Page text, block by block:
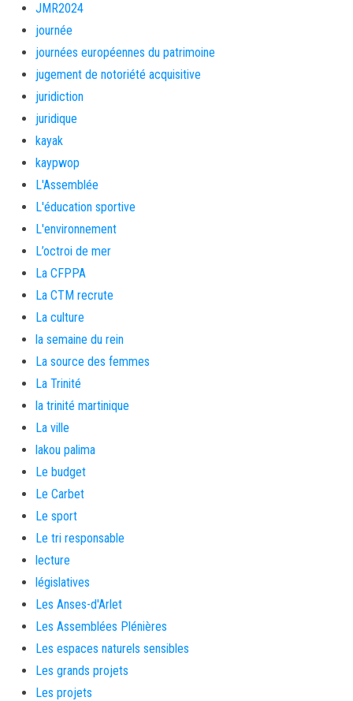
JMR2024
journée
journées européennes du patrimoine
jugement de notoriété acquisitive
juridiction
juridique
kayak
kaypwop
L'Assemblée
L'éducation sportive
L'environnement
L’octroi de mer
La CFPPA
La CTM recrute
La culture
la semaine du rein
La source des femmes
La Trinité
la trinité martinique
La ville
lakou palima
Le budget
Le Carbet
Le sport
Le tri responsable
lecture
législatives
Les Anses-d'Arlet
Les Assemblées Plénières
Les espaces naturels sensibles
Les grands projets
Les projets